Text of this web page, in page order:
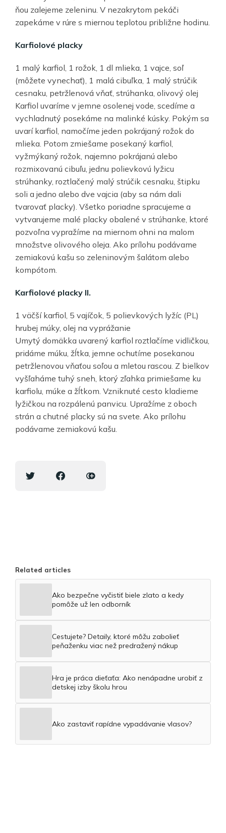
ňou zalejeme zeleninu. V nezakrytom pekáči
zapekáme v rúre s miernou teplotou približne hodinu.
Karfiolové placky
1 malý karfiol, 1 rožok, 1 dl mlieka, 1 vajce, soľ
(môžete vynechať), 1 malá cibuľka, 1 malý strúčik
cesnaku, petržlenová vňať, strúhanka, olivový olej
Karfiol uvaríme v jemne osolenej vode, scedíme a
vychladnutý posekáme na malinké kúsky. Pokým sa
uvarí karfiol, namočíme jeden pokrájaný rožok do
mlieka. Potom zmiešame posekaný karfiol,
vyžmýkaný rožok, najemno pokrájanú alebo
rozmixovanú cibuľu, jednu polievkovú lyžicu
strúhanky, roztlačený malý strúčik cesnaku, štipku
soli a jedno alebo dve vajcia (aby sa nám dali
tvarovať placky). Všetko poriadne spracujeme a
vytvarujeme malé placky obalené v strúhanke, ktoré
pozvoľna vypražíme na miernom ohni na malom
množstve olivového oleja. Ako prílohu podávame
zemiakovú kašu so zeleninovým šalátom alebo
kompótom.
Karfiolové placky II.
1 väčší karfiol, 5 vajíčok, 5 polievkových lyžíc (PL)
hrubej múky, olej na vyprážanie
Umytý domäkka uvarený karfiol roztlačíme vidličkou,
pridáme múku, žĺtka, jemne ochutíme posekanou
petržlenovou vňaťou soľou a mletou rascou. Z bielkov
vyšľaháme tuhý sneh, ktorý zľahka primiešame ku
karfiolu, múke a žĺtkom. Vzniknuté cesto kladieme
lyžičkou na rozpálenú panvicu. Upražíme z oboch
strán a chutné placky sú na svete. Ako prílohu
podávame zemiakovú kašu.
Related articles
Ako bezpečne vyčistiť biele zlato a kedy
pomôže už len odborník
Cestujete? Detaily, ktoré môžu zabolieť
peňaženku viac než predražený nákup
Hra je práca dieťaťa: Ako nenápadne urobiť z
detskej izby školu hrou
Ako zastaviť rapídne vypadávanie vlasov?